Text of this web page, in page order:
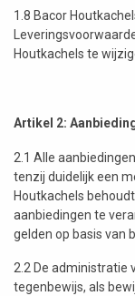
1.8 Bacor
Houtkachels te
Artikel 2:
2.1 Alle
tenzij duidelijk een
Houtkachels
aanbiedingen te
gelden op basis van
2.2 De administratie
tegenbewijs, als